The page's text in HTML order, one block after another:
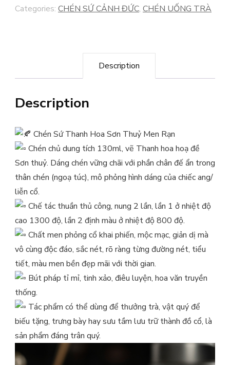
MEN
Categories: CHÉN SỨ CẢNH ĐỨC, CHÉN UỐNG TRÀ
Description
Description
Chén Sứ Thanh Hoa Sơn Thuỷ Men Rạn
Chén chủ dung tích 130ml, vẽ Thanh hoa hoạ đề
Sơn thuỷ. Dáng chén vững chãi với phần chân đế ẩn trong
thân chén (ngoạ túc), mô phỏng hình dáng của chiếc ang/
liễn cổ.
Chế tác thuần thủ công, nung 2 lần, lần 1 ở nhiệt độ
cao 1300 độ, lần 2 định màu ở nhiệt độ 800 độ.
Chất men phỏng cổ khai phiến, mộc mạc, giản dị mà
vô cùng độc đáo, sắc nét, rõ ràng từng đường nét, tiểu
tiết, màu men bền đẹp mãi với thời gian.
Bút pháp tỉ mỉ, tinh xảo, điêu luyện, hoa văn truyền
thống.
Tác phẩm có thể dùng để thưởng trà, vật quý để
biếu tặng, trưng bày hay sưu tầm lưu trữ thành đồ cổ, là
sản phẩm đáng trân quý.